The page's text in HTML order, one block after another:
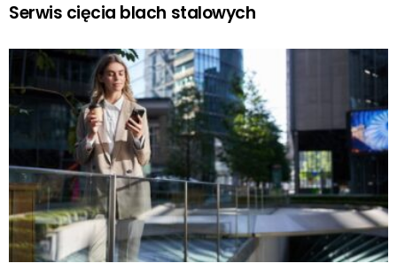
Serwis cięcia blach stalowych